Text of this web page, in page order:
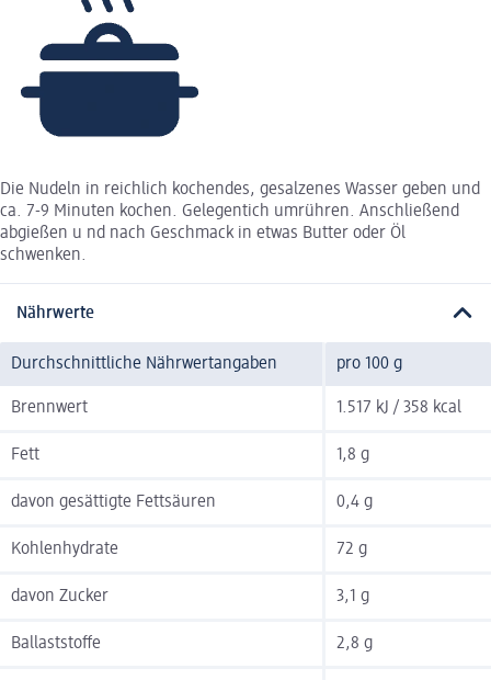
Die Nudeln in reichlich kochendes, gesalzenes Wasser geben und
ca. 7-9 Minuten kochen. Gelegentich umrühren. Anschließend
abgießen u nd nach Geschmack in etwas Butter oder Öl
schwenken.
Nährwerte
Durchschnittliche Nährwertangaben pro 100 g
Brennwert 1.517 kJ / 358 kcal
Fett 1,8 g
davon gesättigte Fettsäuren 0,4 g
Kohlenhydrate 72 g
davon Zucker 3,1 g
Ballaststoffe 2,8 g